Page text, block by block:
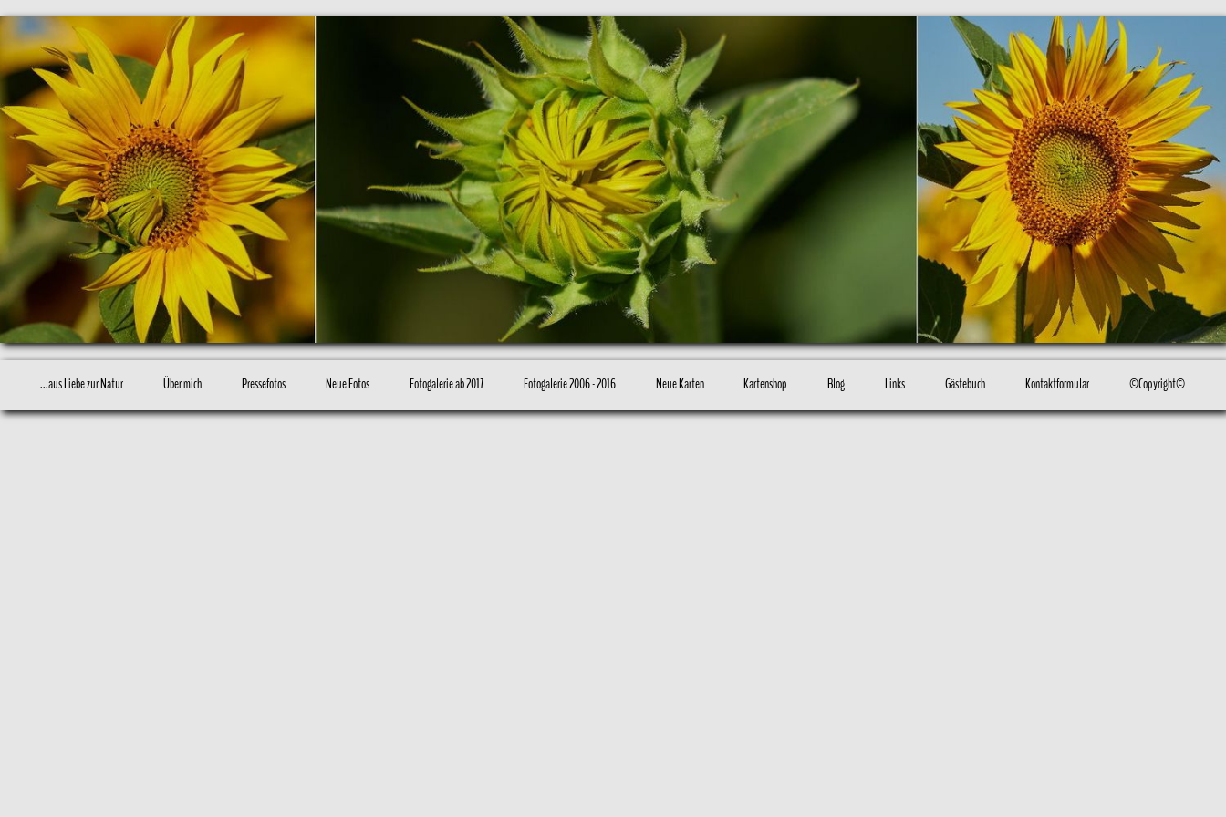
...aus Liebe zur Natur Über mich Pressefotos Neue Fotos Fotogalerie ab 2017 Fotogalerie 2006 - 2016 Neue Karten Kartenshop Blog Links Gästebuch Kontaktformular ©Copyright©